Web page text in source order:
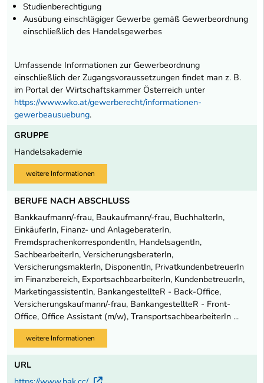
Studienberechtigung
Ausübung einschlägiger Gewerbe gemäß Gewerbeordnung
einschließlich des Handelsgewerbes
Umfassende Informationen zur Gewerbeordnung
einschließlich der Zugangsvoraussetzungen findet man z. B.
im Portal der Wirtschaftskammer Österreich unter
https://www.wko.at/gewerberecht/informationen-
gewerbeausuebung.
GRUPPE
Handelsakademie
weitere Informationen
BERUFE NACH ABSCHLUSS
Bankkaufmann/-frau, Baukaufmann/-frau, BuchhalterIn,
EinkäuferIn, Finanz- und AnlageberaterIn,
FremdsprachenkorrespondentIn, HandelsagentIn,
SachbearbeiterIn, VersicherungsberaterIn,
VersicherungsmaklerIn, DisponentIn, PrivatkundenbetreuerIn
im Finanzbereich, ExportsachbearbeiterIn, KundenbetreuerIn,
MarketingassistentIn, BankangestellteR - Back-Office,
Versicherungskaufmann/-frau, BankangestellteR - Front-
Office, Office Assistant (m/w), TransportsachbearbeiterIn ...
weitere Informationen
URL
Externer Link